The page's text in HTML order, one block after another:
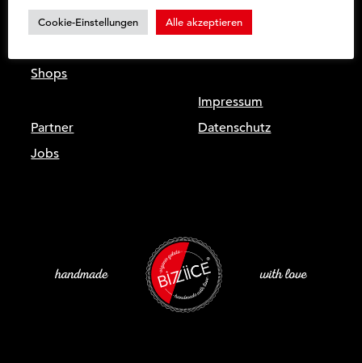
Home
Shops
Partner
Jobs
Kontakt
Impressum
Datenschutz
Cookie-Einstellungen Alle akzeptieren